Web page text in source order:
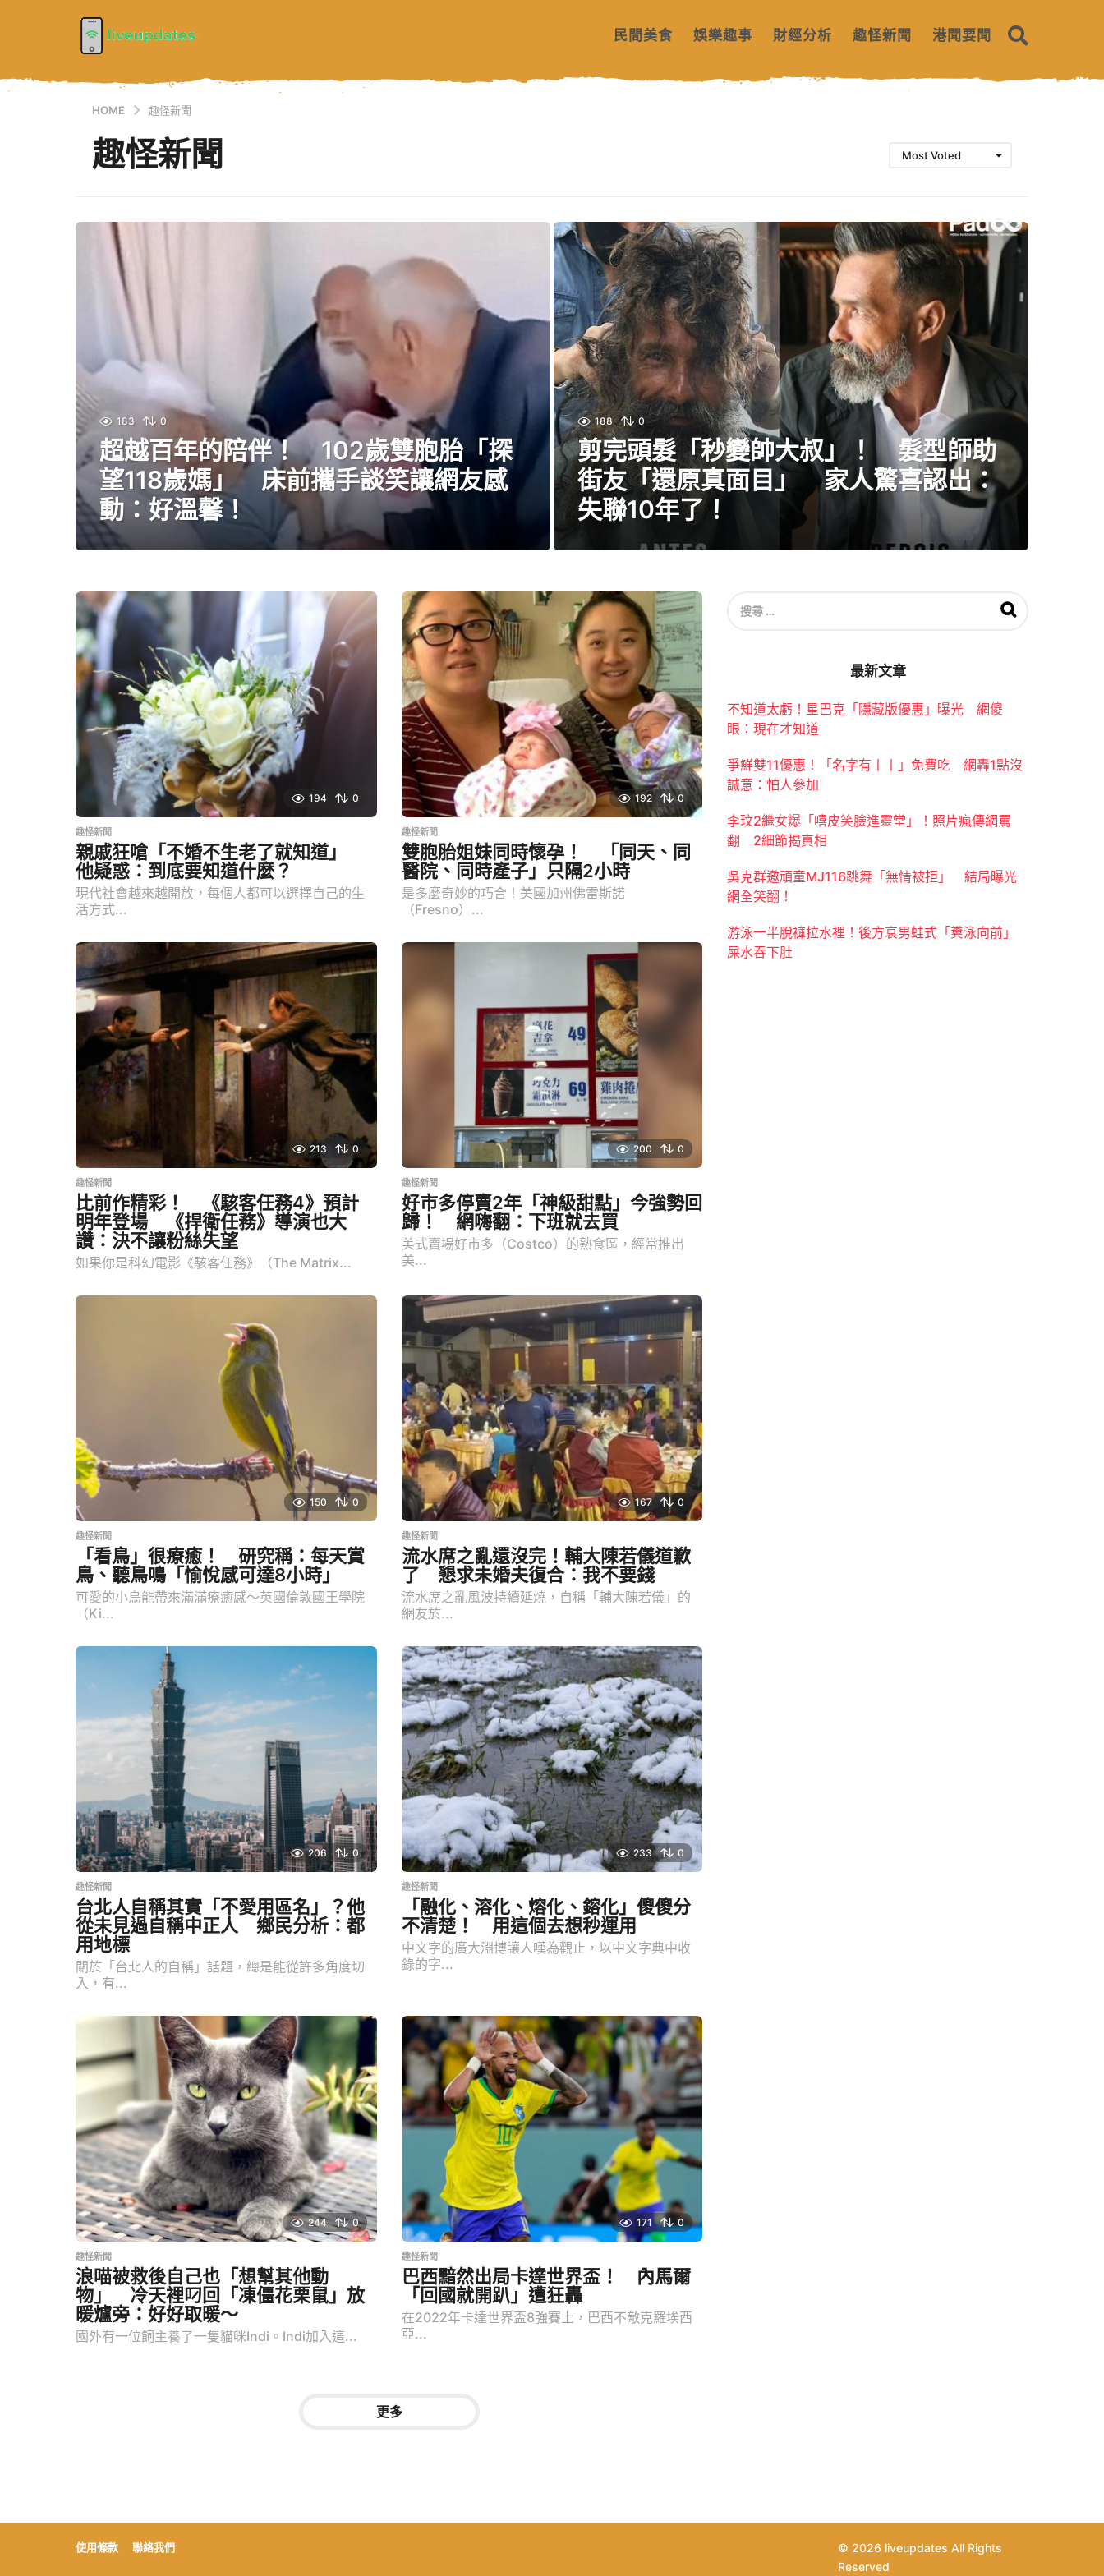
民間美食 娛樂趣事 財經分析 趣怪新聞 港聞要聞
HOME 趣怪新聞
趣怪新聞 Most Voted
183 0
超越百年的陪伴！ 102歲雙胞胎「探
望118歲媽」 床前攜手談笑讓網友感
動：好溫馨！
188 0
剪完頭髮「秒變帥大叔」！ 髮型師助
街友「還原真面目」 家人驚喜認出：
失聯10年了！
194 0
趣怪新聞
親戚狂嗆「不婚不生老了就知道」
他疑惑：到底要知道什麼？
現代社會越來越開放，每個人都可以選擇自己的生
活方式...
192 0
趣怪新聞
雙胞胎姐妹同時懷孕！ 「同天、同
醫院、同時產子」只隔2小時
是多麼奇妙的巧合！美國加州佛雷斯諾
（Fresno）...
213 0
趣怪新聞
比前作精彩！ 《駭客任務4》預計
明年登場 《捍衛任務》導演也大
讚：決不讓粉絲失望
如果你是科幻電影《駭客任務》（The Matrix...
200 0
趣怪新聞
好市多停賣2年「神級甜點」今強勢回
歸！ 網嗨翻：下班就去買
美式賣場好市多（Costco）的熟食區，經常推出
美...
150 0
趣怪新聞
「看鳥」很療癒！ 研究稱：每天賞
鳥、聽鳥鳴「愉悅感可達8小時」
可愛的小鳥能帶來滿滿療癒感～英國倫敦國王學院
（Ki...
167 0
趣怪新聞
流水席之亂還沒完！輔大陳若儀道歉
了 懇求未婚夫復合：我不要錢
流水席之亂風波持續延燒，自稱「輔大陳若儀」的
網友於...
206 0
趣怪新聞
台北人自稱其實「不愛用區名」？他
從未見過自稱中正人 鄉民分析：都
用地標
關於「台北人的自稱」話題，總是能從許多角度切
入，有...
233 0
趣怪新聞
「融化、溶化、熔化、鎔化」傻傻分
不清楚！ 用這個去想秒運用
中文字的廣大淵博讓人嘆為觀止，以中文字典中收
錄的字...
244 0
趣怪新聞
浪喵被救後自己也「想幫其他動
物」 冷天裡叼回「凍僵花栗鼠」放
暖爐旁：好好取暖～
國外有一位飼主養了一隻貓咪Indi。Indi加入這...
171 0
趣怪新聞
巴西黯然出局卡達世界盃！ 內馬爾
「回國就開趴」遭狂轟
在2022年卡達世界盃8強賽上，巴西不敵克羅埃西
亞...
更多
最新文章
不知道太虧！星巴克「隱藏版優惠」曝光 網傻
眼：現在才知道
爭鮮雙11優惠！「名字有丨丨」免費吃 網轟1點沒
誠意：怕人參加
李玟2繼女爆「嘻皮笑臉進靈堂」！照片瘋傳網罵
翻 2細節揭真相
吳克群邀頑童MJ116跳舞「無情被拒」 結局曝光
網全笑翻！
游泳一半脫褲拉水裡！後方衰男蛙式「糞泳向前」
屎水吞下肚
使用條款 聯絡我們
© 2026 liveupdates All Rights
Reserved